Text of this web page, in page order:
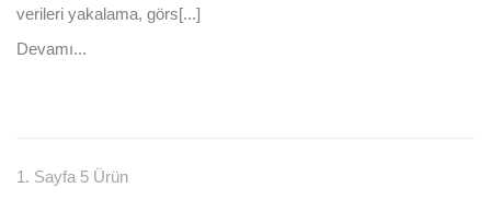
verileri yakalama, görs[...]
Devamı...
1. Sayfa 5 Ürün